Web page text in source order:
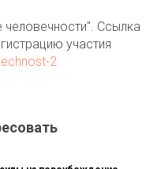
Ссылка
участия
2